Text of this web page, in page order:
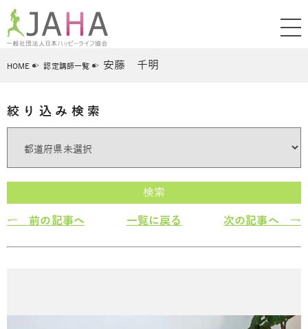
HOME 認定講師一覧 安藤 千明
絞り込み検索
検索
← 前の記事へ 一覧に戻る 次の記事へ →